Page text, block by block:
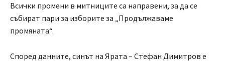
Всички промени в митниците са направени, за да се
събират пари за изборите за „Продължаваме
промяната“.
Според данните, синът на Ярата – Стефан Димитров е